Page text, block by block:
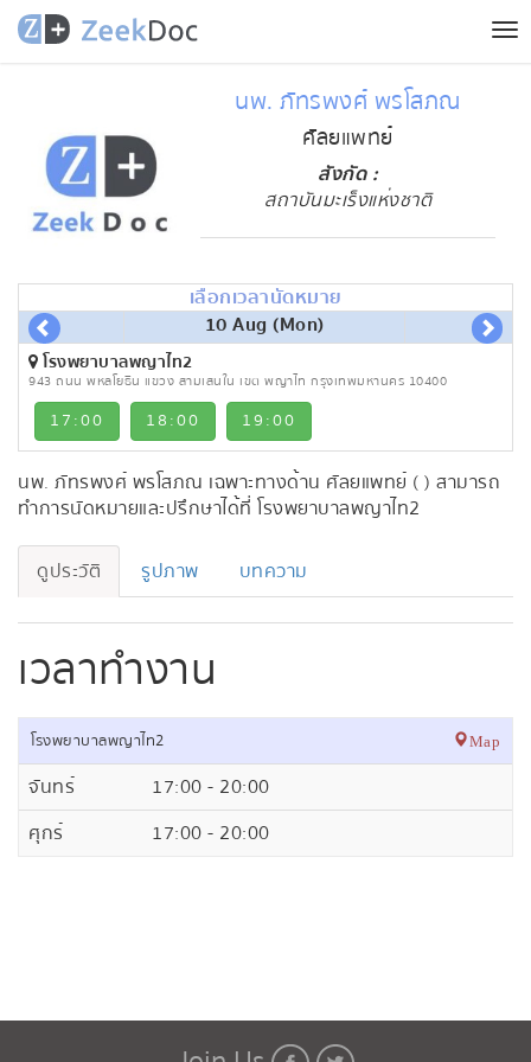
นพ. ภัทรพงศ์ พรโสภณ
ศัลยแพทย์
สังกัด :
สถาบันมะเร็งแห่งชาติ
เลือกเวลานัดหมาย
10 Aug (Mon)
โรงพยาบาลพญาไท2
943 ถนน พหลโยธิน แขวง สามเสนใน เขต พญาไท กรุงเทพมหานคร 10400
17:00 18:00 19:00
นพ. ภัทรพงศ์ พรโสภณ เฉพาะทางด้าน ศัลยแพทย์ ( ) สามารถ
ทำการนัดหมายและปรึกษาได้ที่ โรงพยาบาลพญาไท2
ดูประวัติ รูปภาพ บทความ
เวลาทำงาน
โรงพยาบาลพญาไท2 Map
จันทร์
17:00 - 20:00
ศุกร์
17:00 - 20:00